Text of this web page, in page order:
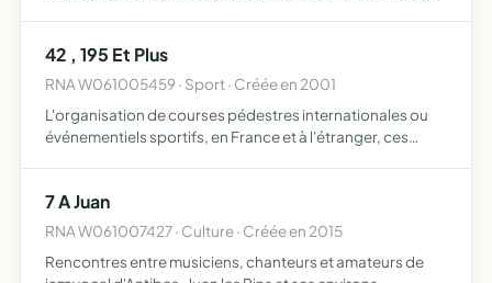
42 , 195 Et Plus
RNA W061005459 · Sport · Créée en 2001
L'organisation de courses pédestres internationales ou
événementiels sportifs, en France et à l'étranger, ces
7 A Juan
RNA W061007427 · Culture · Créée en 2015
Rencontres entre musiciens, chanteurs et amateurs de